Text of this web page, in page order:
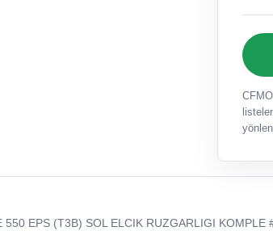
EPS (T3B) SOL ELCIK RUZGARLIGI KOMPLE